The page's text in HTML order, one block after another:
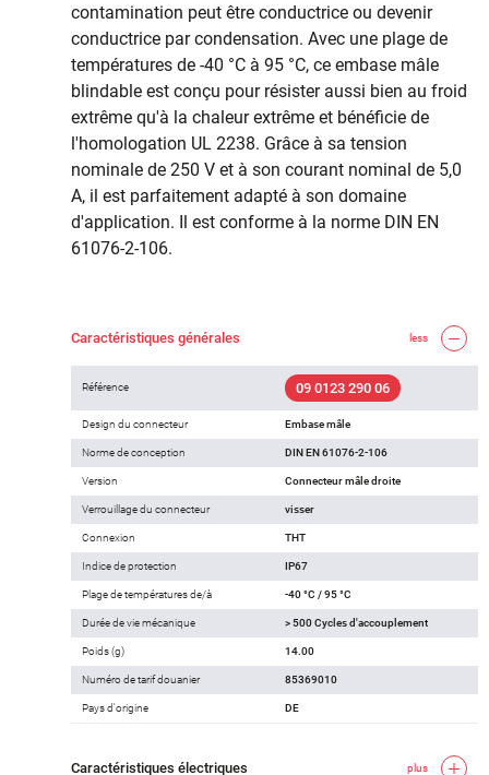
contamination peut être conductrice ou devenir
conductrice par condensation. Avec une plage de
températures de -40 °C à 95 °C, ce embase mâle
blindable est conçu pour résister aussi bien au froid
extrême qu'à la chaleur extrême et bénéficie de
l'homologation UL 2238. Grâce à sa tension
nominale de 250 V et à son courant nominal de 5,0
A, il est parfaitement adapté à son domaine
d'application. Il est conforme à la norme DIN EN
61076-2-106.
Caractéristiques générales less
Référence 09 0123 290 06
Design du connecteur Embase mâle
Norme de conception DIN EN 61076-2-106
Version Connecteur mâle droite
Verrouillage du connecteur visser
Connexion THT
Indice de protection IP67
Plage de températures de/à -40 °C / 95 °C
Durée de vie mécanique > 500 Cycles d'accouplement
Poids (g) 14.00
Numéro de tarif douanier 85369010
Pays d'origine DE
Caractéristiques électriques plus